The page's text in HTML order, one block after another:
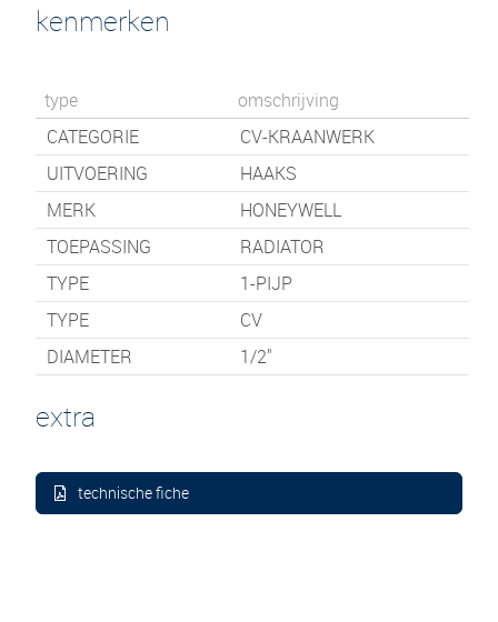
kenmerken
type
omschrijving
CATEGORIE
CV-KRAANWERK
UITVOERING
HAAKS
MERK
HONEYWELL
TOEPASSING
RADIATOR
TYPE
1-PIJP
TYPE
CV
DIAMETER
1/2"
extra
technische fiche